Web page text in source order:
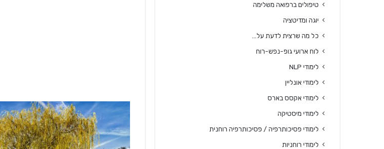
טיפולים ברפואה משלימה
יוגה ומדיטציה
כל מה שרצית לדעת על…
לוח ארועי גופ-נפש-רוח
לימודי NLP
לימודי אונליין
לימודי אקסס בארס
לימודי מיסטיקה
לימודי פסיכותרפיה / פסיכותרפיה רוחנית
לימודי רוחניות